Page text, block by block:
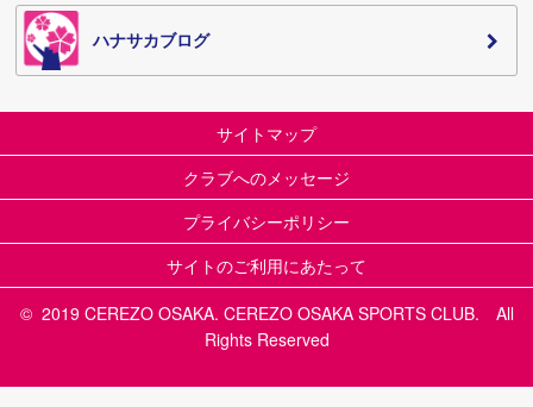
ハナサカブログ
サイトマップ
クラブへのメッセージ
プライバシーポリシー
サイトのご利用にあたって
© 2019 CEREZO OSAKA. CEREZO OSAKA SPORTS CLUB. All
Rights Reserved